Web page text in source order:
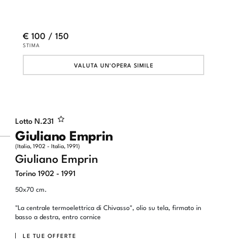
Lotto N.231
Giuliano Emprin
(Italia, 1902 - Italia, 1991)
Giuliano Emprin
Torino 1902 - 1991
50x70 cm.
"La centrale termoelettrica di Chivasso", olio su tela, firmato in
basso a destra, entro cornice
LE TUE OFFERTE
€ 100 / 150
STIMA
VALUTA UN'OPERA SIMILE